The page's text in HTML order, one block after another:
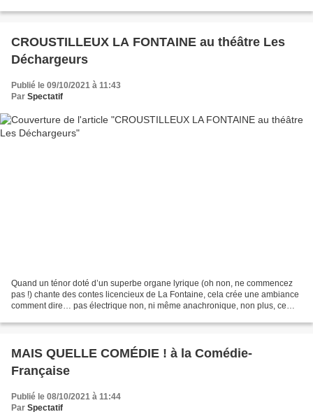
CROUSTILLEUX LA FONTAINE au théâtre Les
Déchargeurs
Publié le 09/10/2021 à 11:43
Par Spectatif
Quand un ténor doté d’un superbe organe lyrique (oh non, ne commencez
pas !) chante des contes licencieux de La Fontaine, cela crée une ambiance
comment dire… pas électrique non, ni même anachronique, non plus, ce
MAIS QUELLE COMÉDIE ! à la Comédie-
Française
Publié le 08/10/2021 à 11:44
Par Spectatif